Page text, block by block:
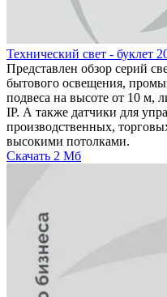
Технический свет - буклет
Представлен обзор серий
бытового освещения,
подвеса на высоте от 10 м,
IP. А также датчики для
производственных,
высокими потолками.
Скачать 2 Мб